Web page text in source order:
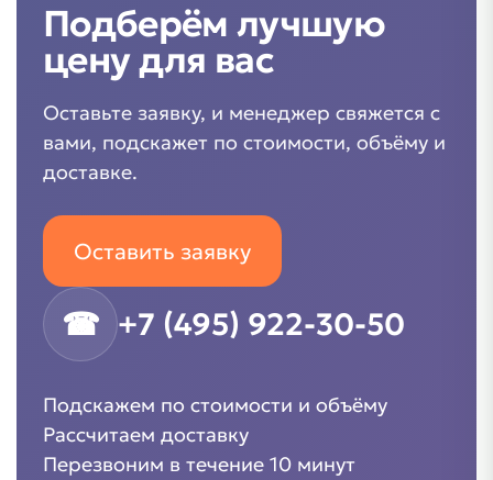
Подберём лучшую
цену для вас
Оставьте заявку, и менеджер свяжется с
вами, подскажет по стоимости, объёму и
доставке.
Оставить заявку
☎ +7 (495) 922-30-50
Подскажем по стоимости и объёму
Рассчитаем доставку
Перезвоним в течение 10 минут